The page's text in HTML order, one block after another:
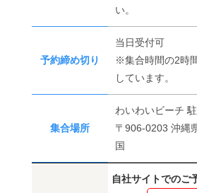
い。
予約締め切り
当日受付可
※集合時間の2時
しています。
集合場所
わいわいビーチ
〒906-0203 沖縄
国
自社サイトでのご